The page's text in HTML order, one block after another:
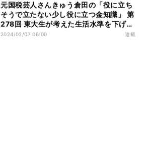
元国税芸人さんきゅう倉田の「役に立ち
そうで立たない少し役に立つ金知識」 第
278回 東大生が考えた生活水準を下げず
に節約する方法
2024/02/07 06:00 連載